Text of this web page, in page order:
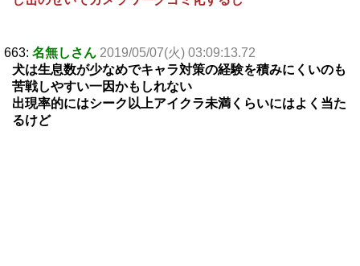
663: 名無しさん 2019/05/07(火) 03:09:13.72
犬は生息数が少なめでキャラ対策の経験を積みにくいのも
苦戦しやすい一因かもしれない
出現率的にはシーク以上アイクラ未満くらいにはよく当た
るけど